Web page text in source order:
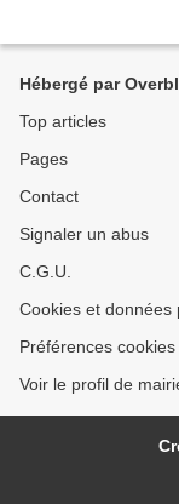
Hébergé par
Top articles
Pages
Contact
Signaler un abus
C.G.U.
Cookies et données
Préférences cookies
Voir le profil de